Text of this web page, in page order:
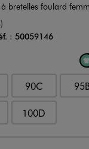
bretelles foulard
: 50059146
90C
100D